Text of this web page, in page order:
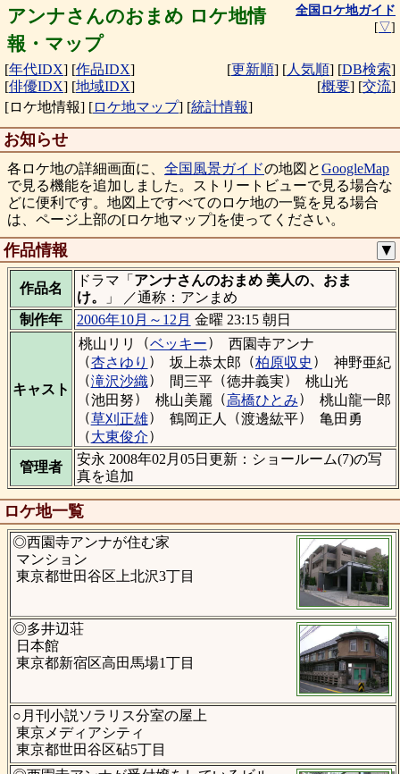
アンナさんのおまめ ロケ地情
報・マップ
全国ロケ地ガイド
[▽]
[年代IDX] [作品IDX]
[俳優IDX] [地域IDX]
[更新順] [人気順] [DB検索]
[概要] [交流]
[ロケ地情報] [ロケ地マップ] [統計情報]
お知らせ
各ロケ地の詳細画面に、 全国風景ガイドの地図とGoogleMap
で見る機能を追加しました。ストリートビューで見る場合な
どに便利です。地図上ですべてのロケ地の一覧を見る場合
は、ページ上部の[ロケ地マップ]を使ってください。
作品情報 ▼
作品名
ドラマ「 アンナさんのおまめ 美人の、おま
け。
」 ／通称：アンまめ
制作年
2006年10月～12月 金曜 23:15 朝日
キャスト
桃山リリ （ベッキー）
西園寺アンナ
（杏さゆり ） 坂上恭太郎 （柏原収史 ）
神野亜紀
（滝沢沙織） 間三平（徳井義実）
桃山光
（池田努） 桃山美麗 （高橋ひとみ）
桃山龍一郎
（草刈正雄） 鶴岡正人 （渡邊紘平）
亀田勇
（大東俊介）
管理者
安永 2008年02月05日更新：ショールーム(7)の写
真を追加
ロケ地一覧
◎西園寺アンナが住む家
マンション
東京都世田谷区上北沢3丁目
◎多井辺荘
日本館
東京都新宿区高田馬場1丁目
○月刊小説ソラリス分室の屋上
東京メディアシティ
東京都世田谷区砧5丁目